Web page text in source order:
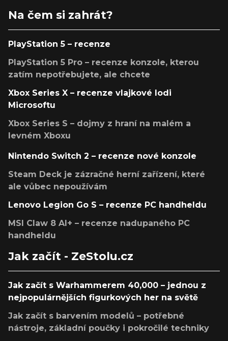
Na čem si zahrát?
PlayStation 5 – recenze
PlayStation 5 Pro – recenze konzole, kterou
zatím nepotřebujete, ale chcete
Xbox Series X – recenze vlajkové lodi
Microsoftu
Xbox Series S – dojmy z hraní na malém a
levném Xboxu
Nintendo Switch 2 – recenze nové konzole
Steam Deck je zázračné herní zařízení, které
ale vůbec nepoužívám
Lenovo Legion Go S – recenze PC handheldu
MSI Claw 8 AI+ – recenze nadupaného PC
handheldu
Jak začít - ZeStolu.cz
Jak začít s Warhammerem 40,000 – jednou z
nejpopulárnějších figurkových her na světě
Jak začít s barvením modelů – potřebné
nástroje, základní poučky i pokročilé techniky